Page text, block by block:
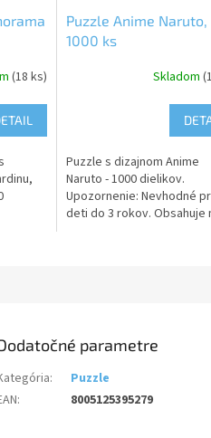
(18 ks)
Puzzle Anime Naruto,
1000 ks
Skladom
Puzzle s dizajnom Anime
Naruto - 1000 dielikov.
Upozornenie: Nevhodné
deti do 3 rokov. Obsahuje
parametre
:
Puzzle
: 8005125395279